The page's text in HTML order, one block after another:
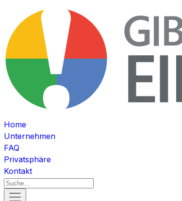
Home
Unternehmen
FAQ
Privatsphäre
Kontakt